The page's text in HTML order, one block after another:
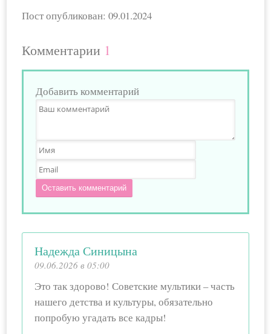
Пост опубликован: 09.01.2024
Комментарии 1
Добавить комментарий
Оставить комментарий
Надежда Синицына
09.06.2026 в 05:00
Это так здорово! Советские мультики – часть
нашего детства и культуры, обязательно
попробую угадать все кадры!